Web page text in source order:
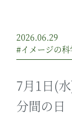
2026.06.29
#イメージの科
7月1日(
分間の日